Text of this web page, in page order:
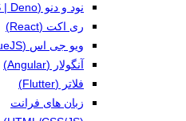
نود و دنو (NodeJS | Deno)
ری اکت (React)
ویو جی اس (VueJS)
آنگولار (Angular)
فلاتر (Flutter)
زبان های فرانت